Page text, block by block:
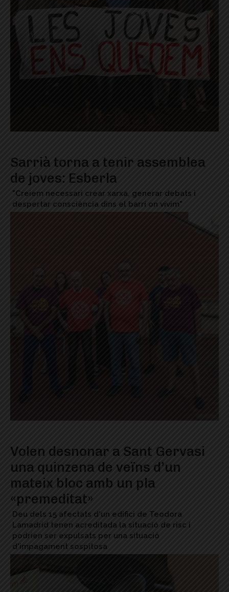
Sarrià torna a tenir assemblea
de joves: Esberla
"Creiem necessari crear xarxa, generar debats i
despertar consciència dins el barri on vivim"
Volen desnonar a Sant Gervasi
una quinzena de veïns d’un
mateix bloc amb un pla
«premeditat»
Deu dels 15 afectats d'un edifici de Teodora
Lamadrid tenen acreditada la situació de risc i
podrien ser expulsats per una situació
d'impagament sospitosa